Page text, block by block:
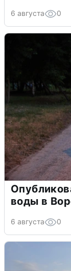
6 августа 0
воды в
6 августа 0